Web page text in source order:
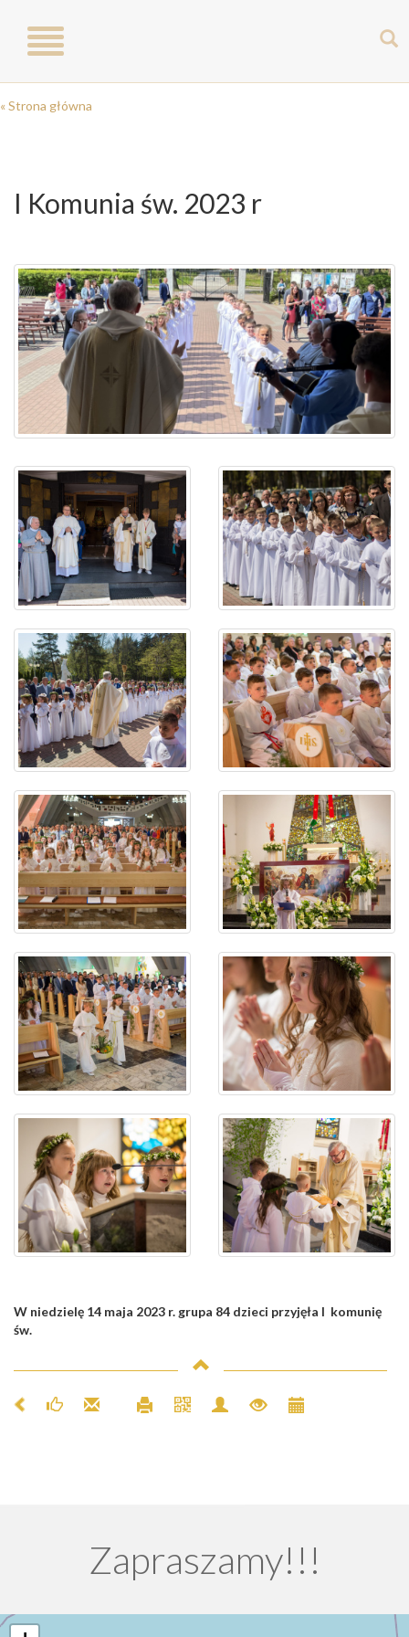
Toggle
navigation
« Strona główna
I Komunia św. 2023 r
W niedzielę 14 maja 2023 r. grupa 84 dzieci przyjęła I komunię
św.
Zapraszamy!!!